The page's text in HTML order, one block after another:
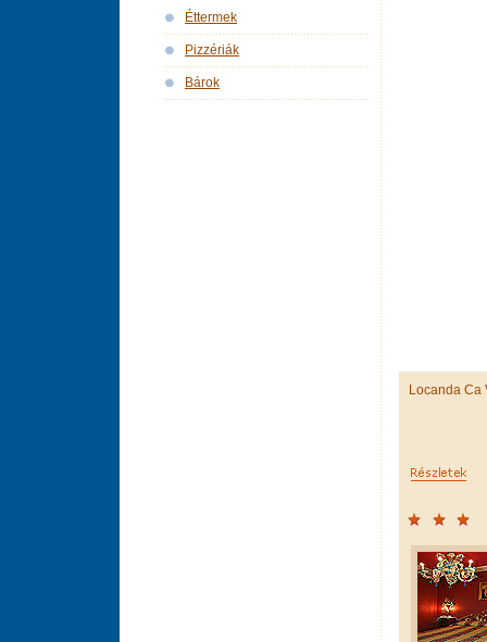
Locanda Ca
Éttermek
Pizzériák
Bárok